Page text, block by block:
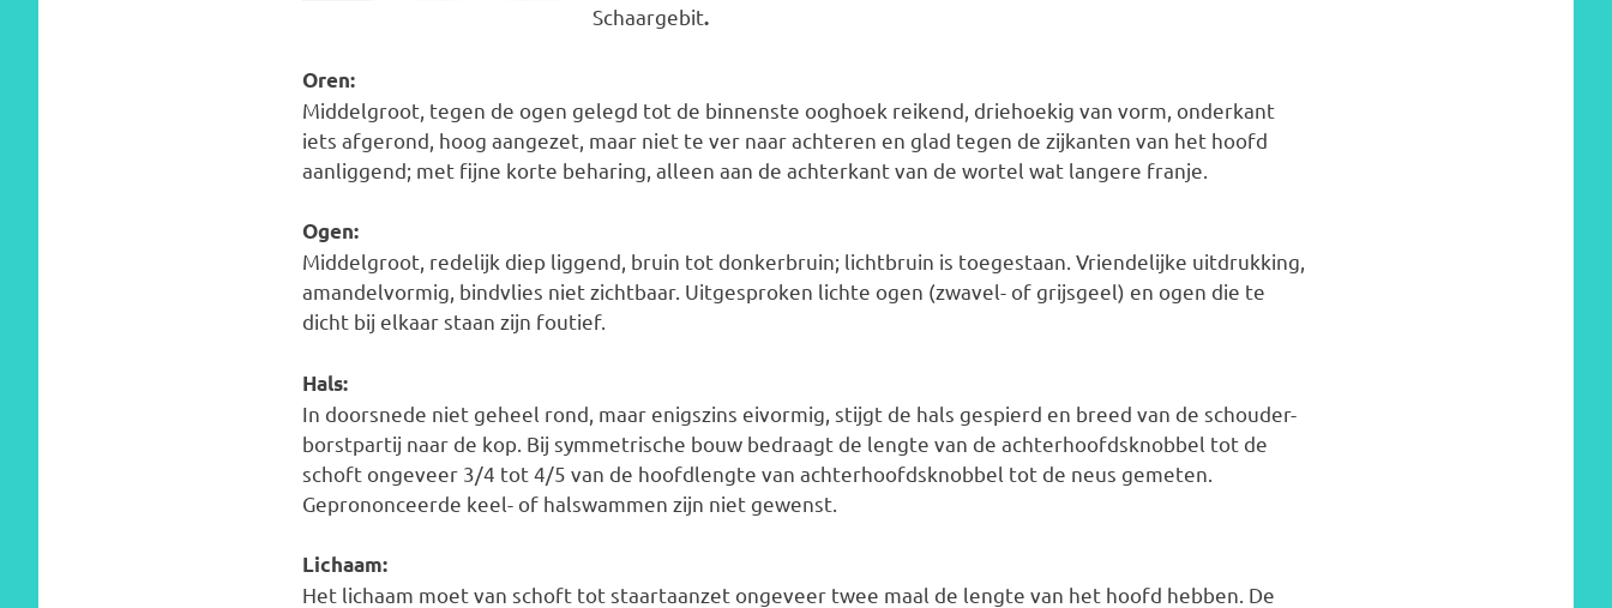
Schaargebit.
Oren:
Middelgroot, tegen de ogen gelegd tot de binnenste ooghoek reikend, driehoekig van vorm, onderkant
iets afgerond, hoog aangezet, maar niet te ver naar achteren en glad tegen de zijkanten van het hoofd
aanliggend; met fijne korte beharing, alleen aan de achterkant van de wortel wat langere franje.
Ogen:
Middelgroot, redelijk diep liggend, bruin tot donkerbruin; lichtbruin is toegestaan. Vriendelijke uitdrukking,
amandelvormig, bindvlies niet zichtbaar. Uitgesproken lichte ogen (zwavel- of grijsgeel) en ogen die te
dicht bij elkaar staan zijn foutief.
Hals:
In doorsnede niet geheel rond, maar enigszins eivormig, stijgt de hals gespierd en breed van de schouder-
borstpartij naar de kop. Bij symmetrische bouw bedraagt de lengte van de achterhoofdsknobbel tot de
schoft ongeveer 3/4 tot 4/5 van de hoofdlengte van achterhoofdsknobbel tot de neus gemeten.
Geprononceerde keel- of halswammen zijn niet gewenst.
Lichaam:
Het lichaam moet van schoft tot staartaanzet ongeveer twee maal de lengte van het hoofd hebben. De